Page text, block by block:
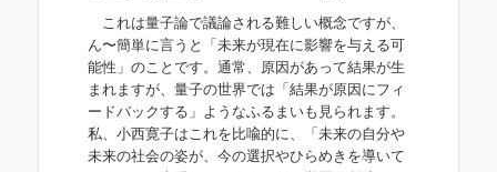
これは量子論で議論される難しい概念ですが、
ん〜簡単に言うと「未来が現在に影響を与える可
能性」のことです。通常、原因があって結果が生
まれますが、量子の世界では「結果が原因にフィ
ードバックする」ようなふるまいも見られます。
私、小西寛子はこれを比喩的に、「未来の自分や
未来の社会の姿が、今の選択やひらめきを導いて